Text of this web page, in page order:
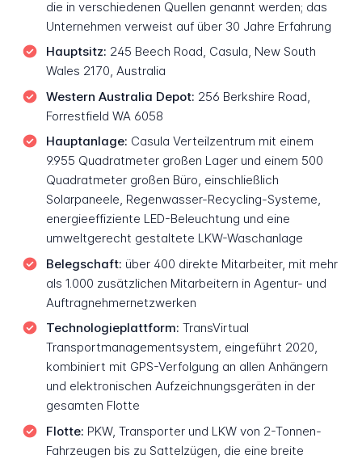
die in verschiedenen Quellen genannt werden; das
Unternehmen verweist auf über 30 Jahre Erfahrung
Hauptsitz: 245 Beech Road, Casula, New South
Wales 2170, Australia
Western Australia Depot: 256 Berkshire Road,
Forrestfield WA 6058
Hauptanlage: Casula Verteilzentrum mit einem
9.955 Quadratmeter großen Lager und einem 500
Quadratmeter großen Büro, einschließlich
Solarpaneele, Regenwasser-Recycling-Systeme,
energieeffiziente LED-Beleuchtung und eine
umweltgerecht gestaltete LKW-Waschanlage
Belegschaft: über 400 direkte Mitarbeiter, mit mehr
als 1.000 zusätzlichen Mitarbeitern in Agentur- und
Auftragnehmernetzwerken
Technologieplattform: TransVirtual
Transportmanagementsystem, eingeführt 2020,
kombiniert mit GPS-Verfolgung an allen Anhängern
und elektronischen Aufzeichnungsgeräten in der
gesamten Flotte
Flotte: PKW, Transporter und LKW von 2-Tonnen-
Fahrzeugen bis zu Sattelzügen, die eine breite